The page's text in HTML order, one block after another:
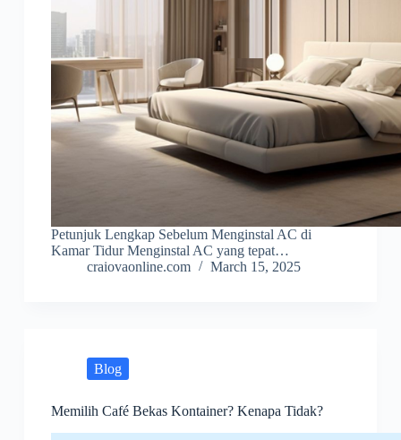
Petunjuk Lengkap Sebelum Menginstal AC di
Kamar Tidur Menginstal AC yang tepat…
craiovaonline.com
March 15, 2025
Blog
Memilih Café Bekas Kontainer? Kenapa Tidak?